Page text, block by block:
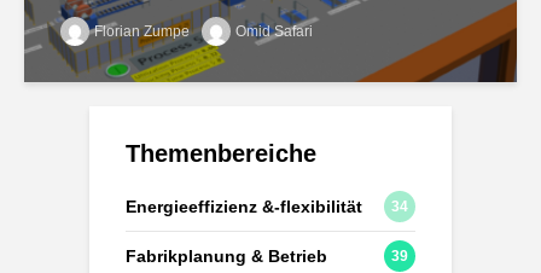
Florian Zumpe Omid Safari
Themenbereiche
Energieeffizienz &-flexibilität 34
Fabrikplanung & Betrieb 39